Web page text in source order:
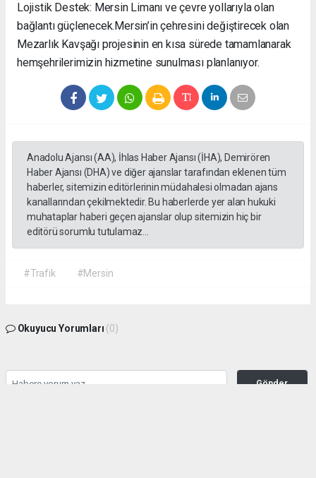
Lojistik Destek: Mersin Limanı ve çevre yollarıyla olan
bağlantı güçlenecek. ​Mersin’in çehresini değiştirecek olan
Mezarlık Kavşağı projesinin en kısa sürede tamamlanarak
hemşehrilerimizin hizmetine sunulması planlanıyor.
Anadolu Ajansı (AA), İhlas Haber Ajansı (İHA), Demirören
Haber Ajansı (DHA) ve diğer ajanslar tarafından eklenen tüm
haberler, sitemizin editörlerinin müdahalesi olmadan ajans
kanallarından çekilmektedir. Bu haberlerde yer alan hukuki
muhataplar haberi geçen ajanslar olup sitemizin hiç bir
editörü sorumlu tutulamaz...
#Trafik #Mersin
Okuyucu Yorumları (0)
Gönder